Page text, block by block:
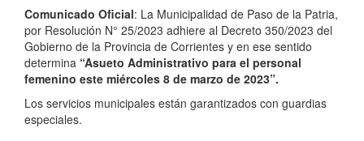
Comunicado Oficial: La Municipalidad de Paso de la Patria,
por Resolución N° 25/2023 adhiere al Decreto 350/2023 del
Gobierno de la Provincia de Corrientes y en ese sentido
determina “Asueto Administrativo para el personal
femenino este miércoles 8 de marzo de 2023”.
Los servicios municipales están garantizados con guardias
especiales.